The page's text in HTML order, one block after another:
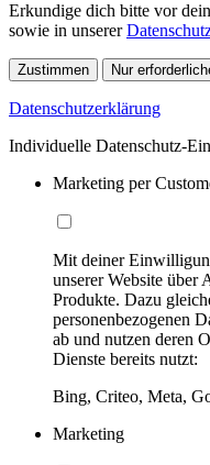
Erkundige dich bitte vor
sowie in unserer
Zustimmen Nur
Datenschutzerklärung
Individuelle Datenschutz-
Marketing per
Mit deiner
unserer Website über
Produkte. Dazu
personenbezogenen
ab und nutzen deren
Dienste bereits nutzt:
Bing, Criteo, Meta,
Marketing